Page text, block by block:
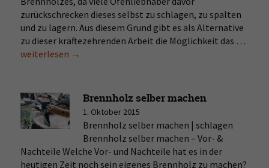
zurückschrecken dieses selbst zu schlagen, zu spalten
und zu lagern. Aus diesem Grund gibt es als Alternative
zu dieser kräftezehrenden Arbeit die Möglichkeit das …
weiterlesen →
Brennholz selber machen
1. Oktober 2015
Brennholz selber machen | schlagen
Brennholz selber machen – Vor- &
Nachteile Welche Vor- und Nachteile hat es in der
heutigen Zeit noch sein eigenes Brennholz zu machen?